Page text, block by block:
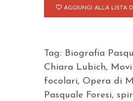
AGGIUNGI ALLA LISTA
Tag: Biografia
Chiara Lubich,
focolari, Opera di
Pasquale Foresi,